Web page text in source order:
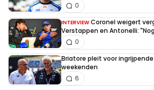
0
INTERVIEW Coronel weigert
Verstappen en Antonelli:
0
Briatore pleit voor ingrijpende
weekenden
6